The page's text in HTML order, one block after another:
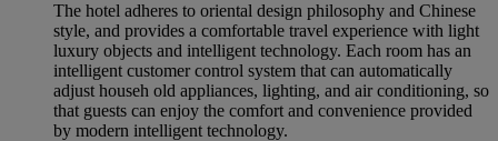
The hotel adheres to oriental design philosophy and Chinese
style, and provides a comfortable travel experience with light
luxury objects and intelligent technology. Each room has an
intelligent customer control system that can automatically
adjust househ old appliances, lighting, and air conditioning, so
that guests can enjoy the comfort and convenience provided
by modern intelligent technology.